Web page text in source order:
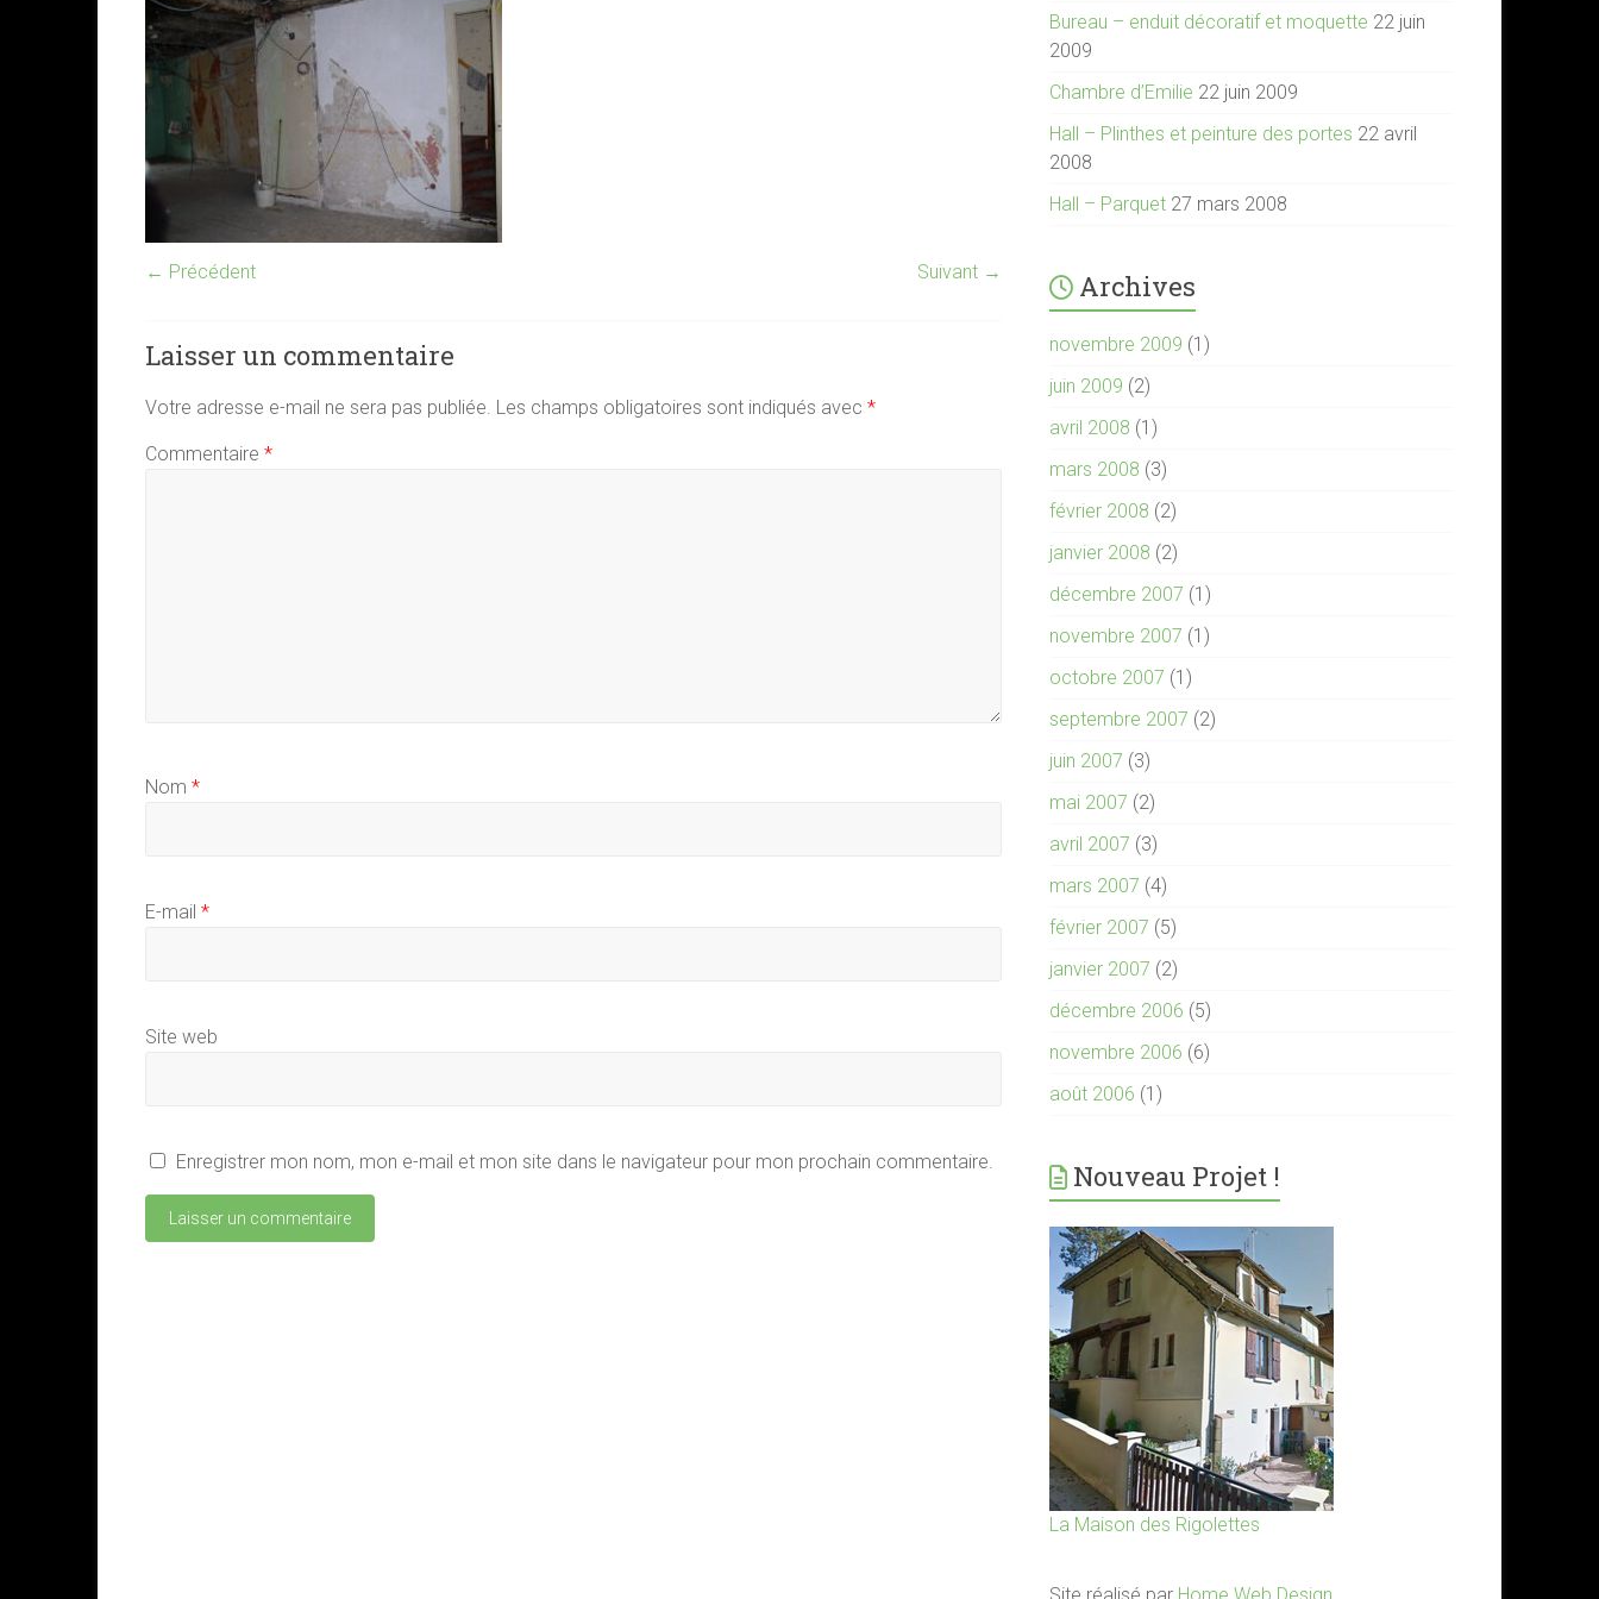
← Précédent Suivant →
Laisser un commentaire
Votre adresse e-mail ne sera pas publiée. Les champs obligatoires sont indiqués avec *
Commentaire *
Nom *
E-mail *
Site web
Enregistrer mon nom, mon e-mail et mon site dans le navigateur pour mon prochain commentaire.
Bureau – enduit décoratif et moquette 22 juin
2009
Chambre d’Emilie 22 juin 2009
Hall – Plinthes et peinture des portes 22 avril
2008
Hall – Parquet 27 mars 2008
Archives
novembre 2009 (1)
juin 2009 (2)
avril 2008 (1)
mars 2008 (3)
février 2008 (2)
janvier 2008 (2)
décembre 2007 (1)
novembre 2007 (1)
octobre 2007 (1)
septembre 2007 (2)
juin 2007 (3)
mai 2007 (2)
avril 2007 (3)
mars 2007 (4)
février 2007 (5)
janvier 2007 (2)
décembre 2006 (5)
novembre 2006 (6)
août 2006 (1)
Nouveau Projet !
La Maison des Rigolettes